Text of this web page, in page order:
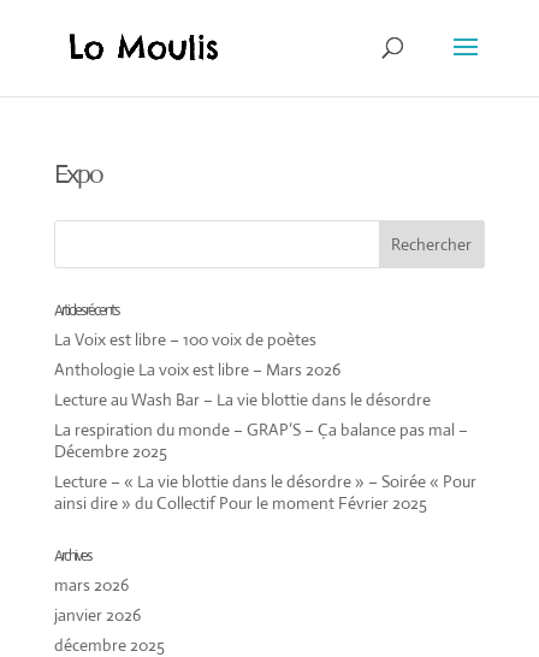
Expo
Articles récents
La Voix est libre – 100 voix de poètes
Anthologie La voix est libre – Mars 2026
Lecture au Wash Bar – La vie blottie dans le désordre
La respiration du monde – GRAP’S – Ça balance pas mal –
Décembre 2025
Lecture – « La vie blottie dans le désordre » – Soirée « Pour
ainsi dire » du Collectif Pour le moment Février 2025
Archives
mars 2026
janvier 2026
décembre 2025